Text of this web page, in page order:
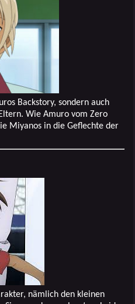
Backstory, sondern auch
Wie Amuro vom Zero
Miyanos in die Geflechte der
nämlich den kleinen